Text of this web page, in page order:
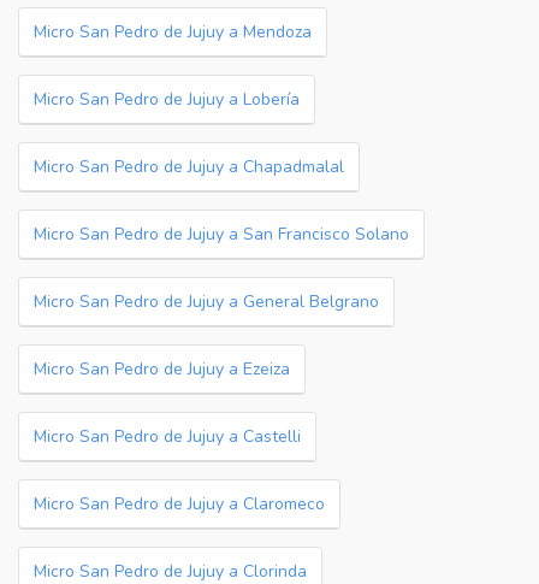
Micro San Pedro de Jujuy a Mendoza
Micro San Pedro de Jujuy a Lobería
Micro San Pedro de Jujuy a Chapadmalal
Micro San Pedro de Jujuy a San Francisco Solano
Micro San Pedro de Jujuy a General Belgrano
Micro San Pedro de Jujuy a Ezeiza
Micro San Pedro de Jujuy a Castelli
Micro San Pedro de Jujuy a Claromeco
Micro San Pedro de Jujuy a Clorinda